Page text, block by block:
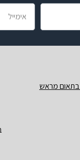
בתאום מראש